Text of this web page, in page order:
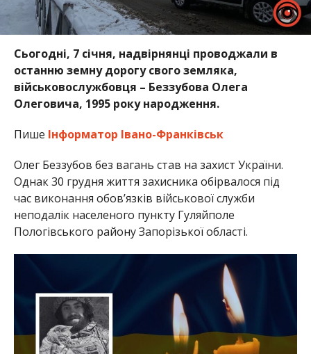
Сьогодні, 7 січня, надвірнянці проводжали в
останню земну дорогу свого земляка,
військовослужбовця – Беззубова Олега
Олеговича, 1995 року народження.
Пише Інформатор Івано-Франківськ
Олег Беззубов без вагань став на захист України.
Однак 30 грудня життя захисника обірвалося під
час виконання обов’язків військової служби
неподалік населеного пункту Гуляйполе
Пологівського району Запорізької області.